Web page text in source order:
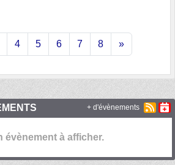
4 5 6 7 8 »
évènement à afficher.
+ d'évènements